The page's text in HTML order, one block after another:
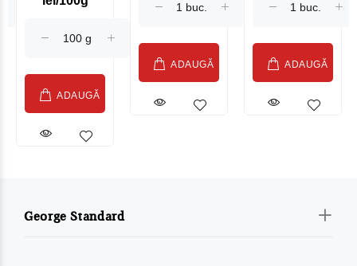
Sublime Cow
ADAUGĂ
ADAUGĂ ADAUGĂ
George Standard